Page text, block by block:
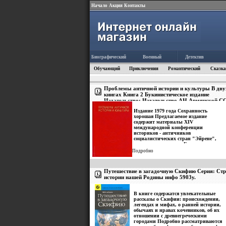
Начало Акция Контакты
Биографический Военный Детектив
Обучающий Приключения Романтический
Проблемы античной истории и культуры В
книгах Книга 2 Букинистическое издание
Издательство: Издательство АН Армянской
1979 г Твердый переплет, 508 стр Тираж: 1200
Формат: 60x84/16 (~143х205 мм) инфо 5899y.
Издание 1979 года Сохранность
хорошая Предлагаемое издание
содержит материалы XIV
международной конференции
историков - античников
социалистических стран "Эйрене",
которая состоялась в Ереване
(Армбшклиянская ССР) 18-23 мая 1976
года Настоящий сборник содержит
статьи по самым различным вопросам
искусства античного мира, стран
Ближнего и Среднего Востока, древних
Подробно
Путешествие в загадочную Скифию Серия:
истории нашей Родины инфо 5903y.
В книге содержатся увлекательные
рассказы о Скифии: происхождении,
легендах и мифах, о ранней истории,
обычаях и нравах кочевников, об их
отношении с древнегреческими
городами Подробно рассматриваются